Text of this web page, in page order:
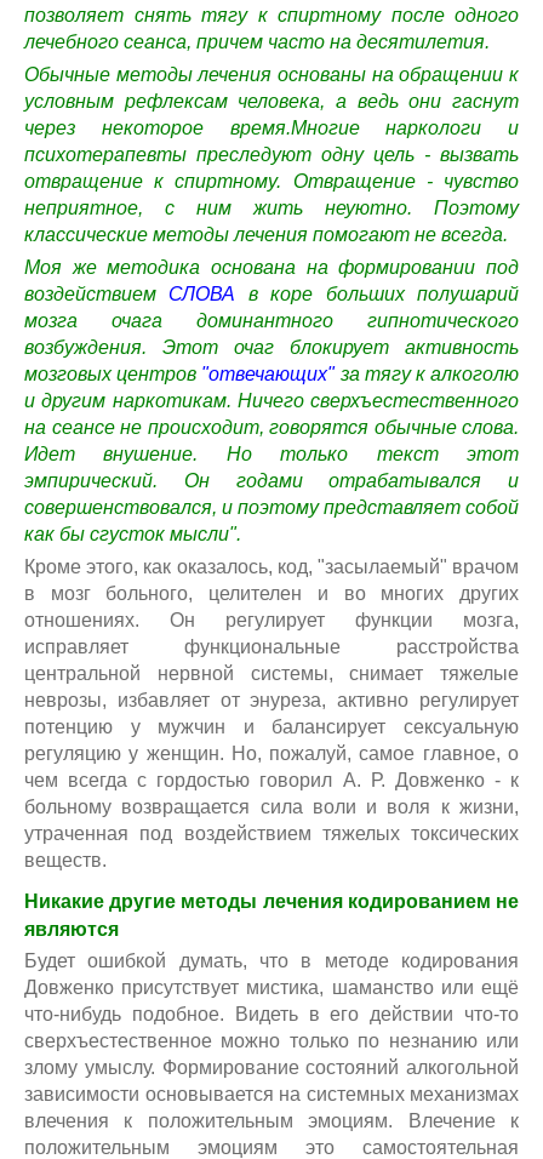
позволяет снять тягу к спиртному после одного
лечебного сеанса, причем часто на десятилетия.
Обычные методы лечения основаны на обращении к
условным рефлексам человека, а ведь они гаснут
через некоторое время.Многие наркологи и
психотерапевты преследуют одну цель - вызвать
отвращение к спиртному. Отвращение - чувство
неприятное, с ним жить неуютно. Поэтому
классические методы лечения помогают не всегда.
Моя же методика основана на формировании под
воздействием СЛОВА в коре больших полушарий
мозга очага доминантного гипнотического
возбуждения. Этот очаг блокирует активность
мозговых центров "отвечающих"за тягу к алкоголю
и другим наркотикам. Ничего сверхъестественного
на сеансе не происходит, говорятся обычные слова.
Идет внушение. Но только текст этот
эмпирический. Он годами отрабатывался и
совершенствовался, и поэтому представляет собой
как бы сгусток мысли".
Кроме этого, как оказалось, код, "засылаемый" врачом
в мозг больного, целителен и во многих других
отношениях. Он регулирует функции мозга,
исправляет функциональные расстройства
центральной нервной системы, снимает тяжелые
неврозы, избавляет от энуреза, активно регулирует
потенцию у мужчин и балансирует сексуальную
регуляцию у женщин. Но, пожалуй, самое главное, о
чем всегда с гордостью говорил А. Р. Довженко - к
больному возвращается сила воли и воля к жизни,
утраченная под воздействием тяжелых токсических
веществ.
Никакие другие методы лечения кодированием не
являются
Будет ошибкой думать, что в методе кодирования
Довженко присутствует мистика, шаманство или ещё
что-нибудь подобное. Видеть в его действии что-то
сверхъестественное можно только по незнанию или
злому умыслу. Формирование состояний алкогольной
зависимости основывается на системных механизмах
влечения к положительным эмоциям. Влечение к
положительным эмоциям это самостоятельная